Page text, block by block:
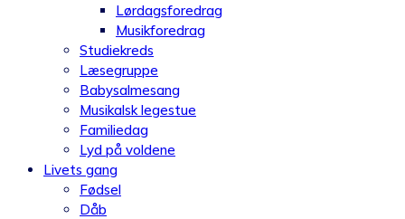
Lørdagsforedrag
Musikforedrag
Studiekreds
Læsegruppe
Babysalmesang
Musikalsk legestue
Familiedag
Lyd på voldene
Livets gang
Fødsel
Dåb